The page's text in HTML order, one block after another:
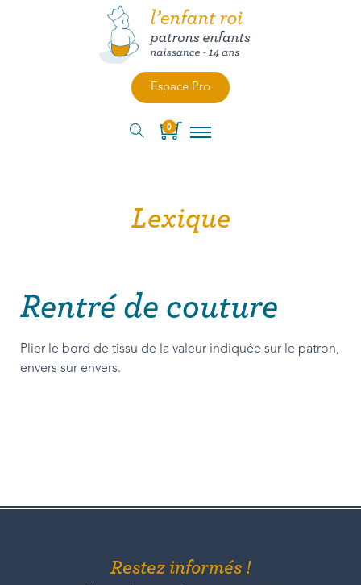
Espace Pro
0
Lexique
Rentré de couture
Plier le bord de tissu de la valeur indiquée sur le patron,
envers sur envers.
Restez informés !